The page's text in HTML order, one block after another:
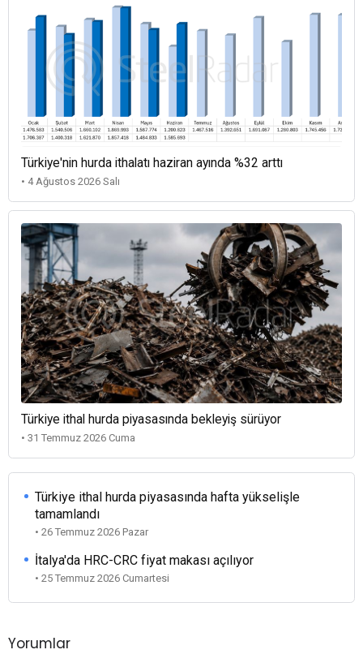
Türkiye'nin hurda ithalatı haziran ayında %32 arttı
• 4 Ağustos 2026 Salı
Türkiye ithal hurda piyasasında bekleyiş sürüyor
• 31 Temmuz 2026 Cuma
Türkiye ithal hurda piyasasında hafta yükselişle
tamamlandı
• 26 Temmuz 2026 Pazar
İtalya'da HRC-CRC fiyat makası açılıyor
• 25 Temmuz 2026 Cumartesi
Yorumlar